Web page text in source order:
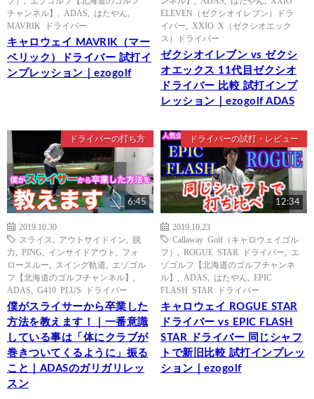
チャンネル】
ADAS はたやん
MAVRIK ドライバー
キャロウェイ MAVRIK（マー
ベリック）ドライバー 試打イ
ンプレッション｜ezogolf
ELEVEN（ゼクシオイレブン）ドラ
イバー
XXIO X（ゼクシオエック
ス）ドライバー
ゼクシオイレブン vs ゼクシ
オエックス 11代目ゼクシオ
ドライバー 比較 試打インプ
レッション｜ezogolf ADAS
ドライバーの打ち方
6:45
2019.10.30
スライス
アウトサイドイン
脱
力
PING インサイドアウト
フォ
ロースルー
スイング軌道
エゾゴル
フ【北海道のゴルフチャンネル】
ADAS
G410 PLUS ドライバー
僕がスライサーから卒業した
方法を教えます！｜一番意識
している事は「体にクラブが
巻きついてくるように」振る
こと｜ADASのガリガリレッ
スン
ドライバーの試打・レビュー
12:34
2019.10.23
Callaway Golf（キャロウェイゴル
フ）
ROGUE STAR ドライバー
エ
ゾゴルフ【北海道のゴルフチャンネ
ル】
ADAS はたやん
EPIC
FLASH STAR ドライバー
キャロウェイ ROGUE STAR
ドライバー vs EPIC FLASH
STAR ドライバー 同じシャフ
トで新旧比較 試打インプレッ
ション｜ezogolf